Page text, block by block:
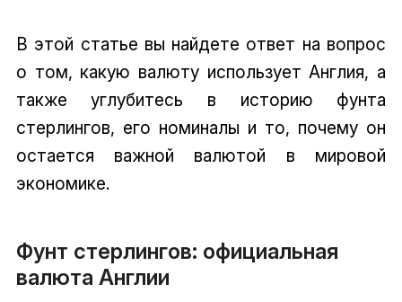
В этой статье вы найдете ответ на вопрос
о том, какую валюту использует Англия, а
также углубитесь в историю фунта
стерлингов, его номиналы и то, почему он
остается важной валютой в мировой
экономике.
Фунт стерлингов: официальная
валюта Англии